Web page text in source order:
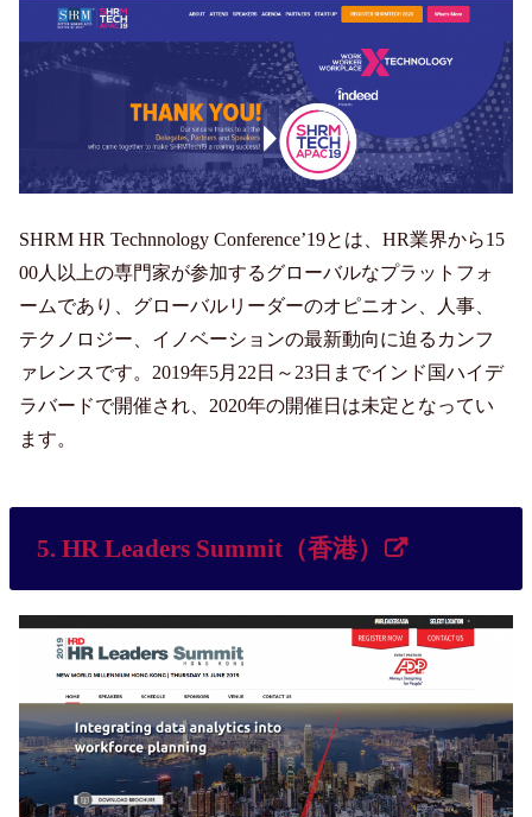
SHRM HR Technnology Conference’19とは、HR業界から15
00人以上の専門家が参加するグローバルなプラットフォ
ームであり、グローバルリーダーのオピニオン、人事、
テクノロジー、イノベーションの最新動向に迫るカンフ
ァレンスです。2019年5月22日～23日までインド国ハイデ
ラバードで開催され、2020年の開催日は未定となってい
ます。
5. HR Leaders Summit（香港）